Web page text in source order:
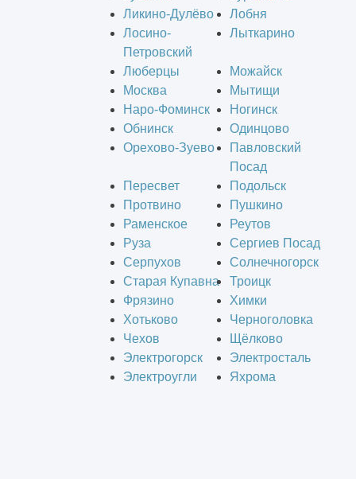
Ликино-Дулёво
Лобня
Лосино-
Петровский
Лыткарино
Люберцы
Можайск
Москва
Мытищи
Наро-Фоминск
Ногинск
Обнинск
Одинцово
Орехово-Зуево
Павловский
Посад
Пересвет
Подольск
Протвино
Пушкино
Раменское
Реутов
Руза
Сергиев Посад
Серпухов
Солнечногорск
Старая Купавна
Троицк
Фрязино
Химки
Хотьково
Черноголовка
Чехов
Щёлково
Электрогорск
Электросталь
Электроугли
Яхрома